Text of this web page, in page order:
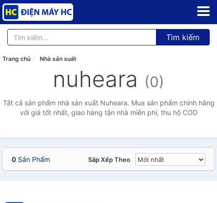
Tìm kiếm
Trang chủ Nhà sản xuất
nuheara (0)
Tất cả sản phẩm nhà sản xuất Nuheara. Mua sản phẩm chính hãng
với giá tốt nhất, giao hàng tận nhà miễn phí, thu hộ COD
0 Sản Phẩm Sắp Xếp Theo